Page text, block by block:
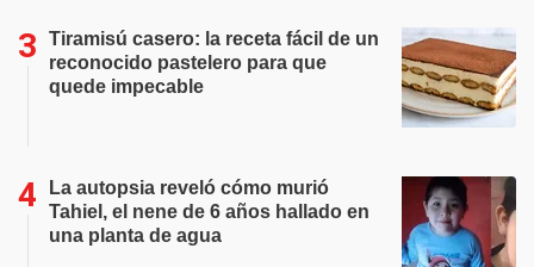
Tiramisú casero: la receta fácil de un
reconocido pastelero para que
quede impecable
La autopsia reveló cómo murió
Tahiel, el nene de 6 años hallado en
una planta de agua